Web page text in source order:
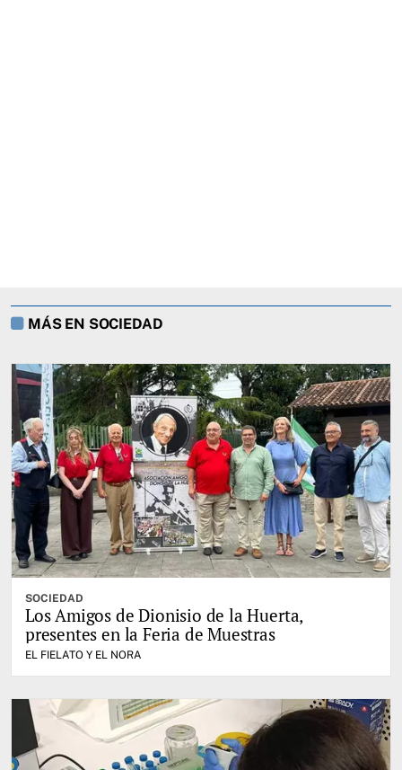
MÁS EN SOCIEDAD
SOCIEDAD
Los Amigos de Dionisio de la Huerta,
presentes en la Feria de Muestras
EL FIELATO Y EL NORA